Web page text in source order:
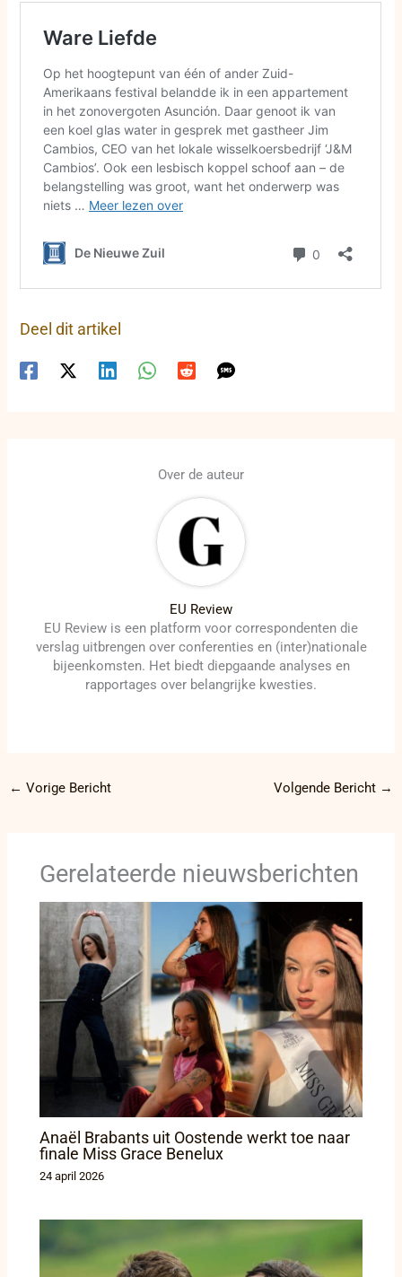
Deel dit artikel
Over de auteur
EU Review
EU Review is een platform voor correspondenten die
verslag uitbrengen over conferenties en (inter)nationale
bijeenkomsten. Het biedt diepgaande analyses en
rapportages over belangrijke kwesties.
← Vorige Bericht Volgende Bericht →
Gerelateerde nieuwsberichten
Anaël Brabants uit Oostende werkt toe naar
finale Miss Grace Benelux
24 april 2026